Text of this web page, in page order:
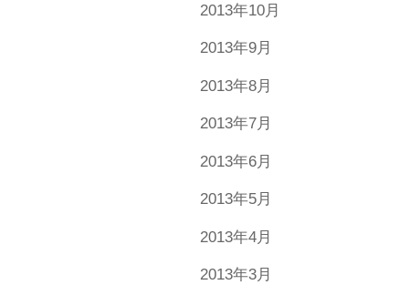
2013年10月
2013年9月
2013年8月
2013年7月
2013年6月
2013年5月
2013年4月
2013年3月